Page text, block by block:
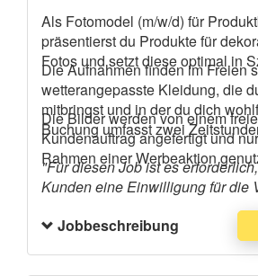
Als Fotomodel (m/w/d) für
präsentierst du Produkte für
Fotos und setzt diese optimal in
Die Aufnahmen finden im Freien
wetterangepasste Kleidung, die
mitbringst und in der du dich
Buchung umfasst zwei
Die Bilder werden von einem
Kundenauftrag angefertigt und
Rahmen einer Werbeaktion
"Für diesen Job ist es
Kunden eine Einwilligung für die
während des Jobs gefertigten
gibst. Diese Einwilligung bezieht
Bilder und Videos, die dich bei
Jobbeschreibung